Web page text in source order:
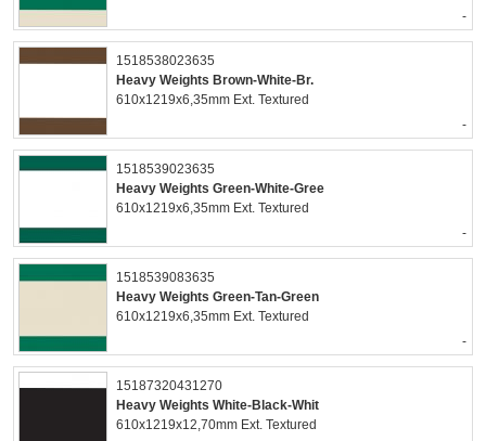
-
1518538023635
Heavy Weights Brown-White-Br.
610x1219x6,35mm Ext. Textured
-
1518539023635
Heavy Weights Green-White-Gree
610x1219x6,35mm Ext. Textured
-
1518539083635
Heavy Weights Green-Tan-Green
610x1219x6,35mm Ext. Textured
-
15187320431270
Heavy Weights White-Black-Whit
610x1219x12,70mm Ext. Textured